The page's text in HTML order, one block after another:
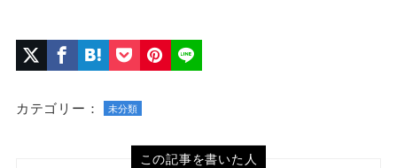
カテゴリー： 未分類
この記事を書いた人